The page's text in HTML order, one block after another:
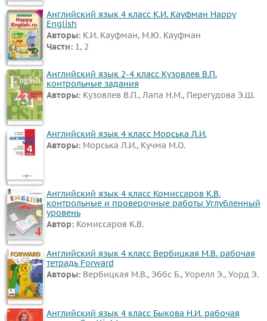
Английский язык 4 класс К.И. Кауфман Happy
English
Авторы: К.И. Кауфман, М.Ю. Кауфман
Части: 1, 2
Английский язык 2-4 класс Кузовлев В.П.
контрольные задания
Авторы: Кузовлев В.П., Лапа Н.М., Перегудова Э.Ш.
Английский язык 4 класс Морська Л.И.
Авторы: Морська Л.И., Кучма М.О.
Английский язык 4 класс Комиссаров К.В.
контрольные и проверочные работы Углубленный
уровень
Автор: Комиссаров К.В.
Английский язык 4 класс Вербицкая М.В. рабочая
тетрадь Forward
Авторы: Вербицкая М.В., Эббс Б., Уорелл Э., Уорд Э.
Английский язык 4 класс Быкова Н.И. рабочая